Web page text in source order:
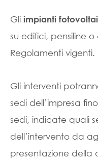
Gli impianti
su edifici, pensiline
Regolamenti vigenti.
Gli interventi
sedi dell’impresa
sedi, indicate quali
dell’intervento da
presentazione della